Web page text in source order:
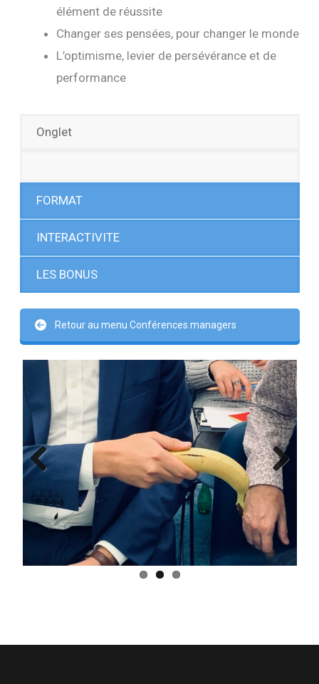
élément de réussite
Changer ses pensées, pour changer le monde
L’optimisme, levier de persévérance et de
performance
Onglet
FORMAT
INTERACTIVITE
LES BONUS
Retour au menu Conférences managers
ous
Next